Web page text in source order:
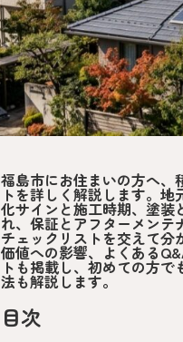
福島市にお住まいの方へ、
トを詳しく解説します。
化サインと施工時期、塗装
れ、保証とアフターメン
チェックリストを交えて
価値への影響、よくある
トも掲載し、初めての方
法も解説します。
目次